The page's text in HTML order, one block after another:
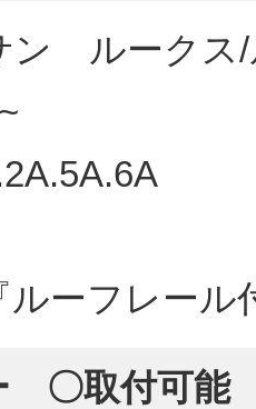
ン ルークス/
ーフレール
〇取付可能